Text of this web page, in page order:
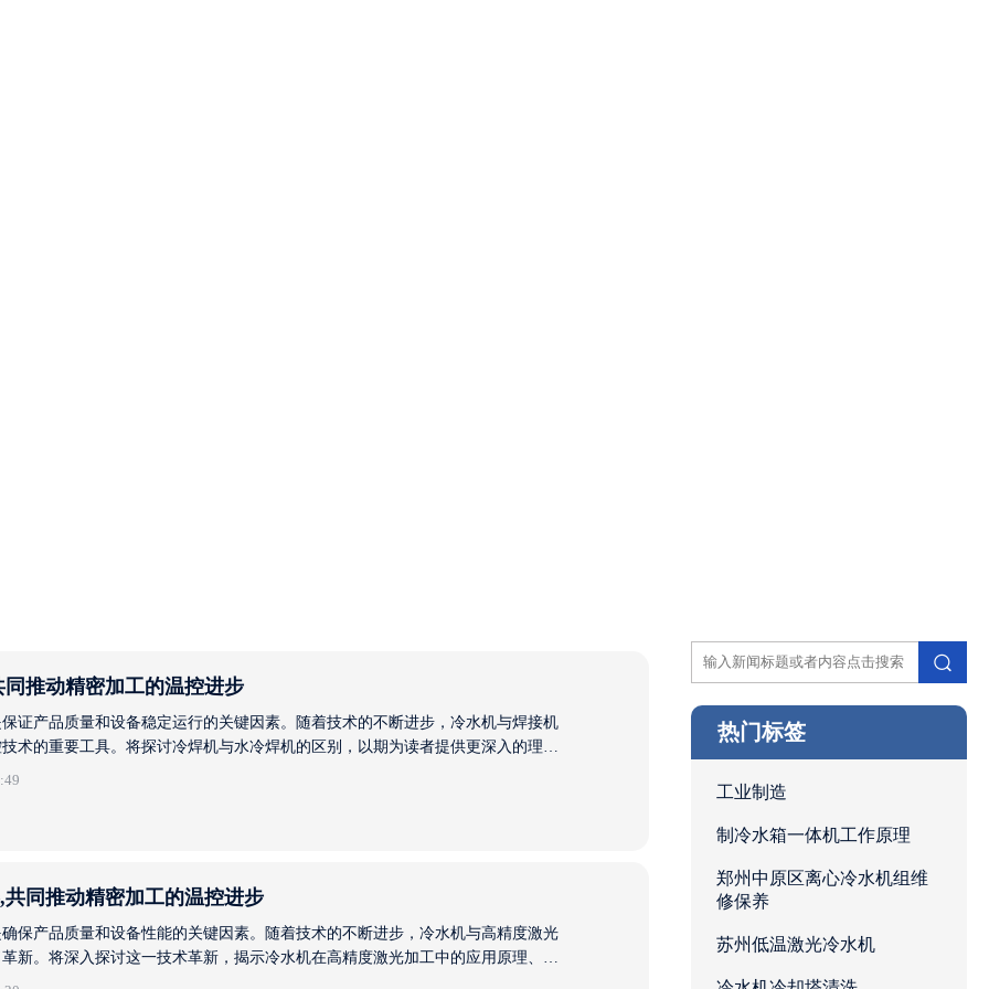
推动精密加工的温控进步
证产品质量和设备稳定运行的关键因素。随着技术的不断进步，冷水机与焊接机
术的重要工具。将探讨冷焊机与水冷焊机的区别，以期为读者提供更深入的理
合1. 工作原理冷焊机通过高速旋转的电极与工件接触，利用电流产生的热量进行焊
同推动精密加工的温控进步
保产品质量和设备性能的关键因素。随着技术的不断进步，冷水机与高精度激光
新。将深入探讨这一技术革新，揭示冷水机在高精度激光加工中的应用原理、运
骤。 冷水机应用原理1. 水循环冷却系统 冷水机通过水循环系统，将热
热门标签
工业制造
制冷水箱一体机工作原理
郑州中原区离心冷水机组维
修保养
苏州低温激光冷水机